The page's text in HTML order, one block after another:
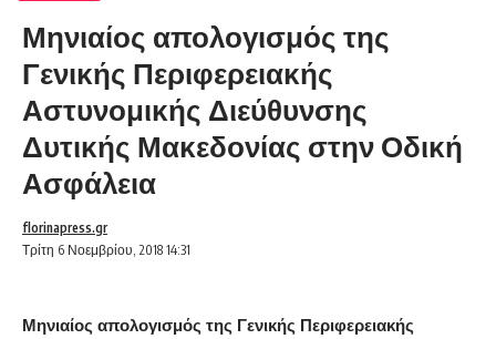
Μηνιαίος απολογισμός της
Γενικής Περιφερειακής
Αστυνομικής Διεύθυνσης
Δυτικής Μακεδονίας στην Οδική
Ασφάλεια
Τρίτη 6 Νοεμβρίου, 2018 14:31
florinapress.gr
Μηνιαίος απολογισμός της Γενικής Περιφερειακής